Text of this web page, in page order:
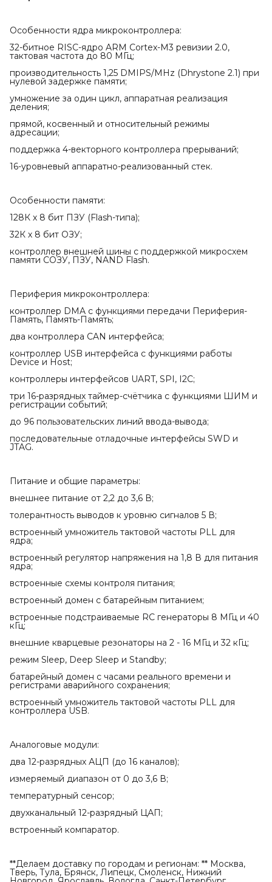
Особенности ядра микроконтроллера:
32-битное RISC-ядро ARM Cortex-M3 ревизии 2.0,
тактовая частота до 80 МГц;
производительность 1,25 DMIPS/MHz (Dhrystone 2.1) при
нулевой задержке памяти;
умножение за один цикл, аппаратная реализация
деления;
прямой, косвенный и относительный режимы
адресации;
поддержка 4-векторного контроллера прерываний;
16-уровневый аппаратно-реализованный стек.
Особенности памяти:
128К х 8 бит ПЗУ (Flash-типа);
32К х 8 бит ОЗУ;
контроллер внешней шины с поддержкой микросхем
памяти СОЗУ, ПЗУ, NAND Flash.
Периферия микроконтроллера:
контроллер DMA с функциями передачи Периферия-
Память, Память-Память;
два контроллера CAN интерфейса;
контроллер USB интерфейса с функциями работы
Device и Host;
контроллеры интерфейсов UART, SPI, I2C;
три 16-разрядных таймер-счётчика с функциями ШИМ и
регистрации событий;
до 96 пользовательских линий ввода-вывода;
последовательные отладочные интерфейсы SWD и
JTAG.
Питание и общие параметры:
внешнее питание от 2,2 до 3,6 В;
толерантность выводов к уровню сигналов 5 В;
встроенный умножитель тактовой частоты PLL для
ядра;
встроенный регулятор напряжения на 1,8 В для питания
ядра;
встроенные схемы контроля питания;
встроенный домен с батарейным питанием;
встроенные подстраиваемые RC генераторы 8 МГц и 40
кГц;
внешние кварцевые резонаторы на 2 - 16 МГц и 32 кГц;
режим Sleep, Deep Sleep и Standby;
батарейный домен с часами реального времени и
регистрами аварийного сохранения;
встроенный умножитель тактовой частоты PLL для
контроллера USB.
Аналоговые модули:
два 12-разрядных АЦП (до 16 каналов);
измеряемый диапазон от 0 до 3,6 В;
температурный сенсор;
двухканальный 12-разрядный ЦАП;
встроенный компаратор.
**Делаем доставку по городам и регионам: ** Москва,
Тверь, Тула, Брянск, Липецк, Смоленск, Нижний